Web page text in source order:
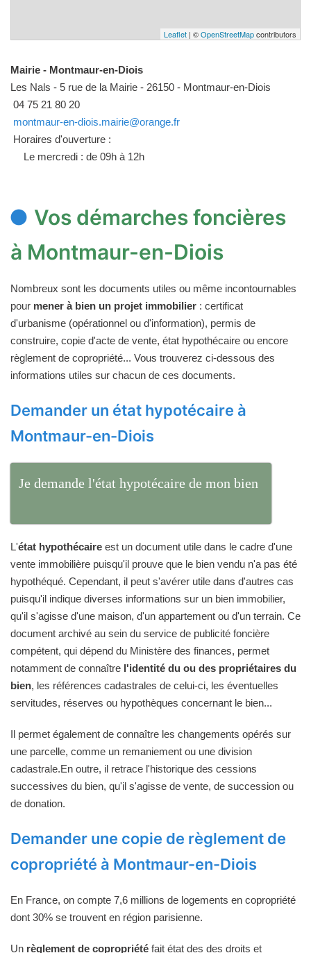
Leaflet | ©OpenStreetMapcontributors
Mairie - Montmaur-en-Diois
Les Nals - 5 rue de la Mairie - 26150 - Montmaur-en-Diois
04 75 21 80 20
montmaur-en-diois.mairie@orange.fr
Horaires d'ouverture :
Le mercredi : de 09h à 12h
Vos démarches foncières
à Montmaur-en-Diois
Nombreux sont les documents utiles ou même incontournables
pour mener à bien un projet immobilier : certificat
d'urbanisme (opérationnel ou d'information), permis de
construire, copie d'acte de vente, état hypothécaire ou encore
règlement de copropriété... Vous trouverez ci-dessous des
informations utiles sur chacun de ces documents.
Demander un état hypotécaire à
Montmaur-en-Diois
Je demande l'état hypotécaire de mon bien
L'état hypothécaire est un document utile dans le cadre d'une
vente immobilière puisqu'il prouve que le bien vendu n'a pas été
hypothéqué. Cependant, il peut s'avérer utile dans d'autres cas
puisqu'il indique diverses informations sur un bien immobilier,
qu'il s'agisse d'une maison, d'un appartement ou d'un terrain. Ce
document archivé au sein du service de publicité foncière
compétent, qui dépend du Ministère des finances, permet
notamment de connaître l'identité du ou des propriétaires du
bien, les références cadastrales de celui-ci, les éventuelles
servitudes, réserves ou hypothèques concernant le bien...
Il permet également de connaître les changements opérés sur
une parcelle, comme un remaniement ou une division
cadastrale.En outre, il retrace l'historique des cessions
successives du bien, qu'il s'agisse de vente, de succession ou
de donation.
Demander une copie de règlement de
copropriété à Montmaur-en-Diois
En France, on compte 7,6 millions de logements en copropriété
dont 30% se trouvent en région parisienne.
Un règlement de copropriété fait état des des droits et